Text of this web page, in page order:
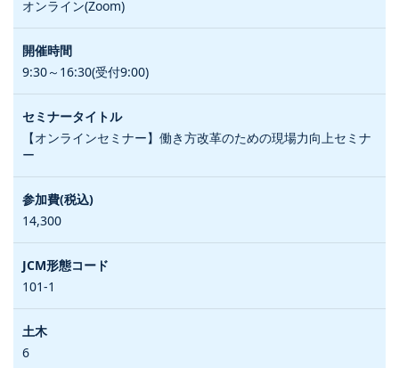
オンライン(Zoom)
9:30～16:30(受付9:00)
【オンラインセミナー】働き方改革のための現場力向上セミナ
ー
14,300
101-1
6